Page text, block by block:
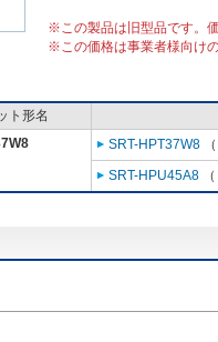
※この製品は旧型品です。
※この価格は事業者様向け
ト形名
SRT-HPT37W8
SRT-HPU45A8